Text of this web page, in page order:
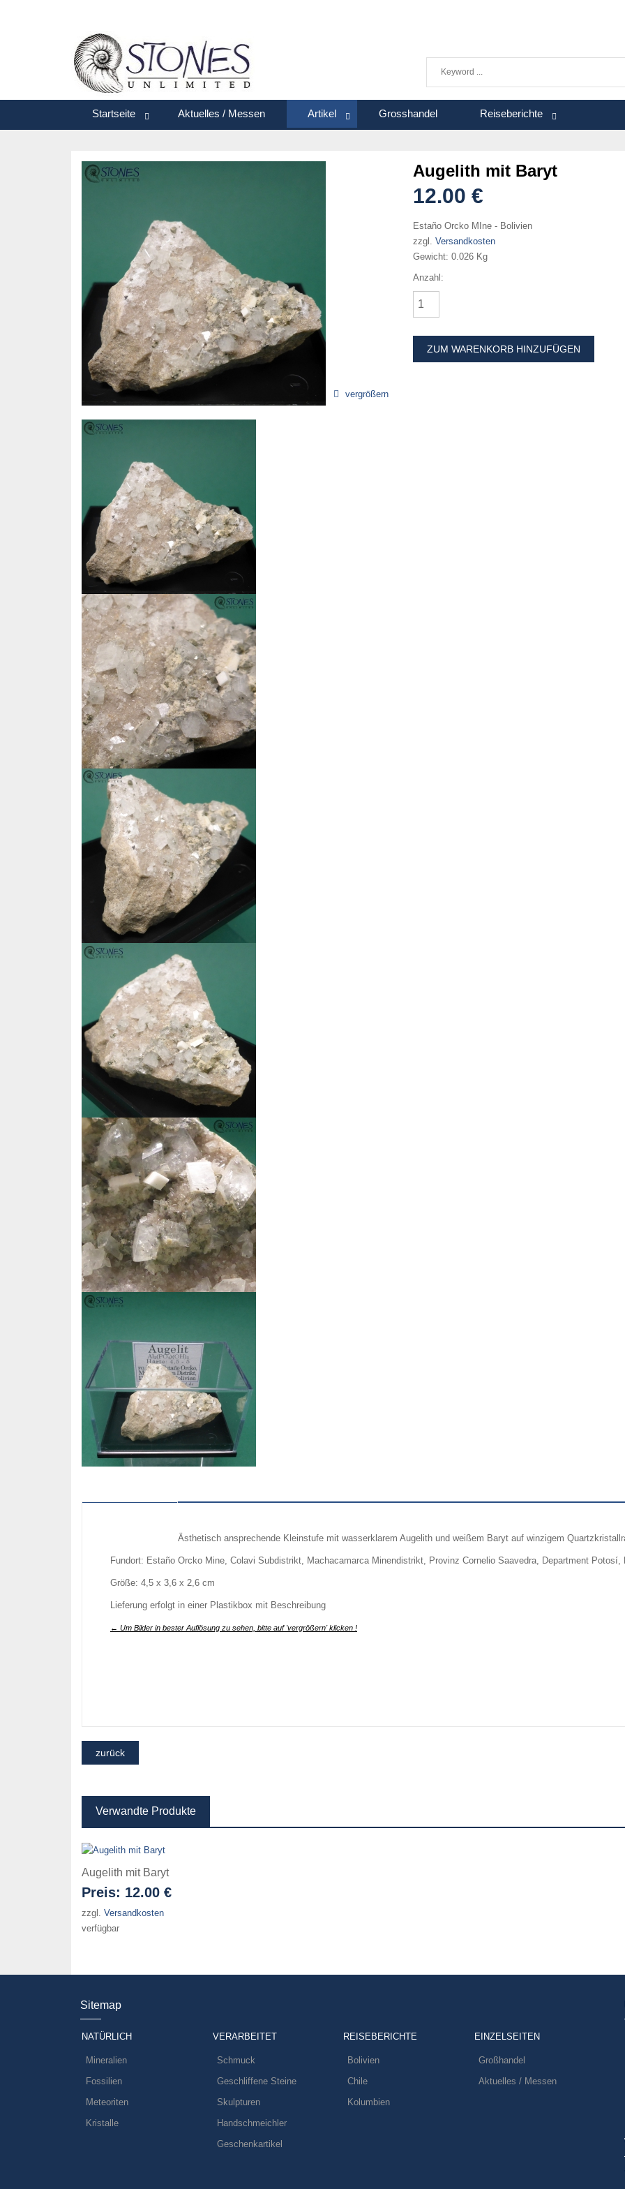
Startseite Aktuelles / Messen Artikel Grosshandel Reiseberichte
vergrößern
Augelith mit Baryt
12.00 €
Estaño Orcko MIne - Bolivien
zzgl. Versandkosten
Gewicht: 0.026 Kg
Anzahl:
ZUM WARENKORB HINZUFÜGEN
Ästhetisch ansprechende Kleinstufe mit wasserklarem Augelith und weißem Baryt auf winzigem
Fundort: Estaño Orcko Mine, Colavi Subdistrikt, Machacamarca Minendistrikt, Provinz Cornelio Saavedra, Department Potosí,
Größe: 4,5 x 3,6 x 2,6 cm
Lieferung erfolgt in einer Plastikbox mit Beschreibung
← Um Bilder in bester Auflösung zu sehen, bitte auf 'vergrößern' klicken !
Verwandte Produkte
Augelith mit Baryt
Preis: 12.00 €
zzgl. Versandkosten
verfügbar
Sitemap
NATÜRLICH
Mineralien
Fossilien
Meteoriten
Kristalle
VERARBEITET
Schmuck
Geschliffene Steine
Skulpturen
Handschmeichler
Geschenkartikel
REISEBERICHTE
Bolivien
Chile
Kolumbien
EINZELSEITEN
Großhandel
Aktuelles / Messen